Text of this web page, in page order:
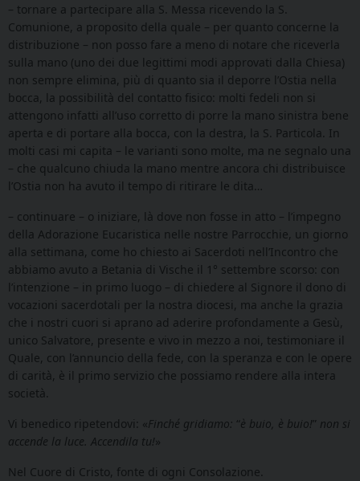
– tornare a partecipare alla S. Messa ricevendo la S.
Comunione, a proposito della quale – per quanto concerne la
distribuzione – non posso fare a meno di notare che riceverla
sulla mano (uno dei due legittimi modi approvati dalla Chiesa)
non sempre elimina, più di quanto sia il deporre l’Ostia nella
bocca, la possibilità del contatto fisico: molti fedeli non si
attengono infatti all’uso corretto di porre la mano sinistra bene
aperta e di portare alla bocca, con la destra, la S. Particola. In
molti casi mi capita – le varianti sono molte, ma ne segnalo una
– che qualcuno chiuda la mano mentre ancora chi distribuisce
l’Ostia non ha avuto il tempo di ritirare le dita…
– continuare – o iniziare, là dove non fosse in atto – l’impegno
della Adorazione Eucaristica nelle nostre Parrocchie, un giorno
alla settimana, come ho chiesto ai Sacerdoti nell’Incontro che
abbiamo avuto a Betania di Vische il 1° settembre scorso: con
l’intenzione – in primo luogo – di chiedere al Signore il dono di
vocazioni sacerdotali per la nostra diocesi, ma anche la grazia
che i nostri cuori si aprano ad aderire profondamente a Gesù,
unico Salvatore, presente e vivo in mezzo a noi, testimoniare il
Quale, con l’annuncio della fede, con la speranza e con le opere
di carità, è il primo servizio che possiamo rendere alla intera
società.
Vi benedico ripetendovi: «Finché gridiamo: “è buio, è buio!” non si
accende la luce. Accendila tu!»
Nel Cuore di Cristo, fonte di ogni Consolazione.